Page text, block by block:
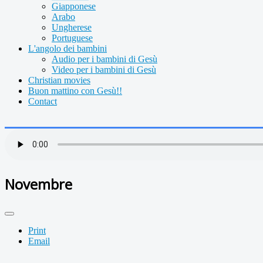
Giapponese
Arabo
Ungherese
Portuguese
L'angolo dei bambini
Audio per i bambini di Gesù
Video per i bambini di Gesù
Christian movies
Buon mattino con Gesù!!
Contact
Novembre
Print
Email